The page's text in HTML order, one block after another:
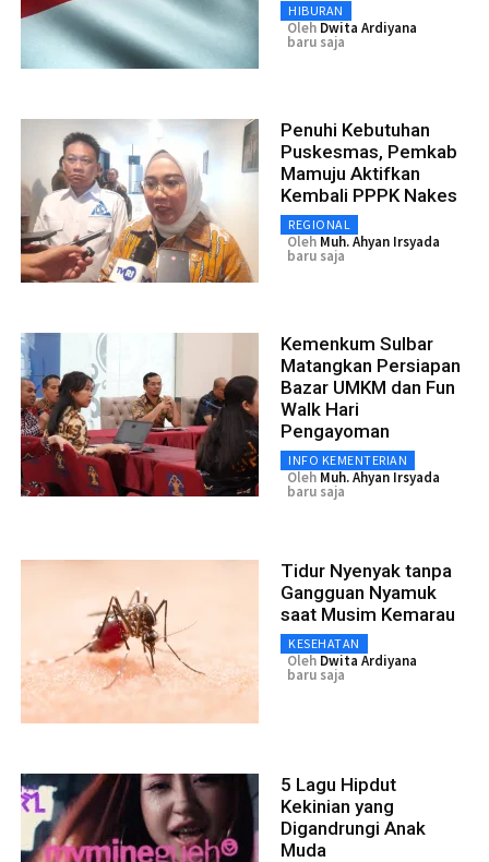
HIBURAN
Oleh Dwita Ardiyana
baru saja
Penuhi Kebutuhan
Puskesmas, Pemkab
Mamuju Aktifkan
Kembali PPPK Nakes
REGIONAL
Oleh Muh. Ahyan Irsyada
baru saja
Kemenkum Sulbar
Matangkan Persiapan
Bazar UMKM dan Fun
Walk Hari
Pengayoman
INFO KEMENTERIAN
Oleh Muh. Ahyan Irsyada
baru saja
Tidur Nyenyak tanpa
Gangguan Nyamuk
saat Musim Kemarau
KESEHATAN
Oleh Dwita Ardiyana
baru saja
5 Lagu Hipdut
Kekinian yang
Digandrungi Anak
Muda